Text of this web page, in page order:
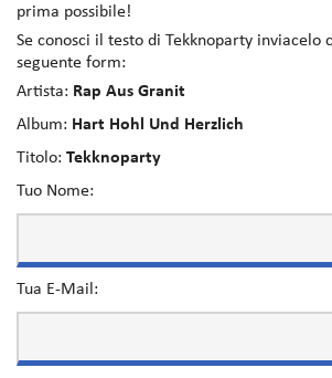
prima possibile!
Se conosci il testo di Tekknoparty inviacelo
seguente form:
Artista: Rap Aus Granit
Album: Hart Hohl Und Herzlich
Titolo: Tekknoparty
Tuo Nome:
Tua E-Mail: